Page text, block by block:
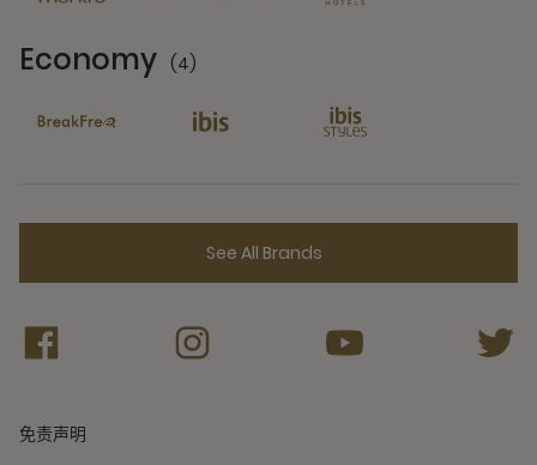
Economy (4)
See All Brands
免责声明